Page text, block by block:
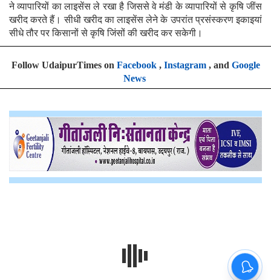
ने व्यापारियों का लाइसेंस ले रखा है जिससे वे मंडी के व्यापारियों से कृषि जींस
खरीद करते हैं। सीधी खरीद का लाइसेंस लेने के उपरांत प्रसंस्करण इकाइयां
सीधे तौर पर किसानों से कृषि जिंसों की खरीद कर सकेगी।
Follow UdaipurTimes on Facebook, Instagram, and Google
News